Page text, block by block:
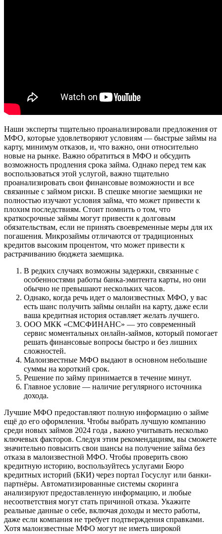
Наши эксперты тщательно проанализировали предложения от
МФО, которые удовлетворяют условиям — быстрые займы на
карту, минимум отказов, и, что важно, они относительно
новые на рынке. Важно обратиться в МФО и обсудить
возможность продления срока займа. Однако перед тем как
воспользоваться этой услугой, важно тщательно
проанализировать свои финансовые возможности и все
связанные с займом риски. В спешке многие заемщики не
полностью изучают условия займа, что может привести к
плохим последствиям. Стоит помнить о том, что
краткосрочные займы могут привести к долговым
обязательствам, если не принять своевременные меры для их
погашения. Микрозаймы отличаются от традиционных
кредитов высоким процентом, что может привести к
растрачиванию бюджета заемщика.
В редких случаях возможны задержки, связанные с
особенностями работы банка-эмитента карты, но они
обычно не превышают нескольких часов.
Однако, когда речь идет о малоизвестных МФО, у вас
есть шанс получить займы онлайн на карту, даже если
ваша кредитная история оставляет желать лучшего.
ООО МКК «СМСФИНАНС» — это современный
сервис моментальных онлайн-займов, который помогает
решать финансовые вопросы быстро и без лишних
сложностей.
Малоизвестные МФО выдают в основном небольшие
суммы на короткий срок.
Решение по займу принимается в течение минут.
Главное условие — наличие регулярного источника
дохода.
Лучшие МФО предоставляют полную информацию о займе
ещё до его оформления. Чтобы выбрать лучшую компанию
среди новых займов 2024 года , важно учитывать несколько
ключевых факторов. Следуя этим рекомендациям, вы сможете
значительно повысить свои шансы на получение займа без
отказа в малоизвестной МФО. Чтобы проверить свою
кредитную историю, воспользуйтесь услугами Бюро
кредитных историй (БКИ) через портал Госуслуг или банки-
партнёры. Автоматизированные системы скоринга
анализируют предоставленную информацию, и любые
несоответствия могут стать причиной отказа. Укажите
реальные данные о себе, включая доходы и место работы,
даже если компания не требует подтверждения справками.
Хотя малоизвестные МФО могут не иметь широкой